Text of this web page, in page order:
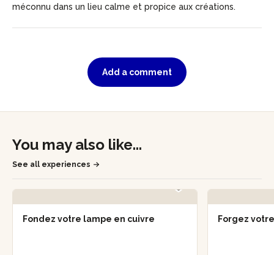
méconnu dans un lieu calme et propice aux créations.
Add a comment
You may also like...
See all experiences
Fondez votre lampe en cuivre Forgez